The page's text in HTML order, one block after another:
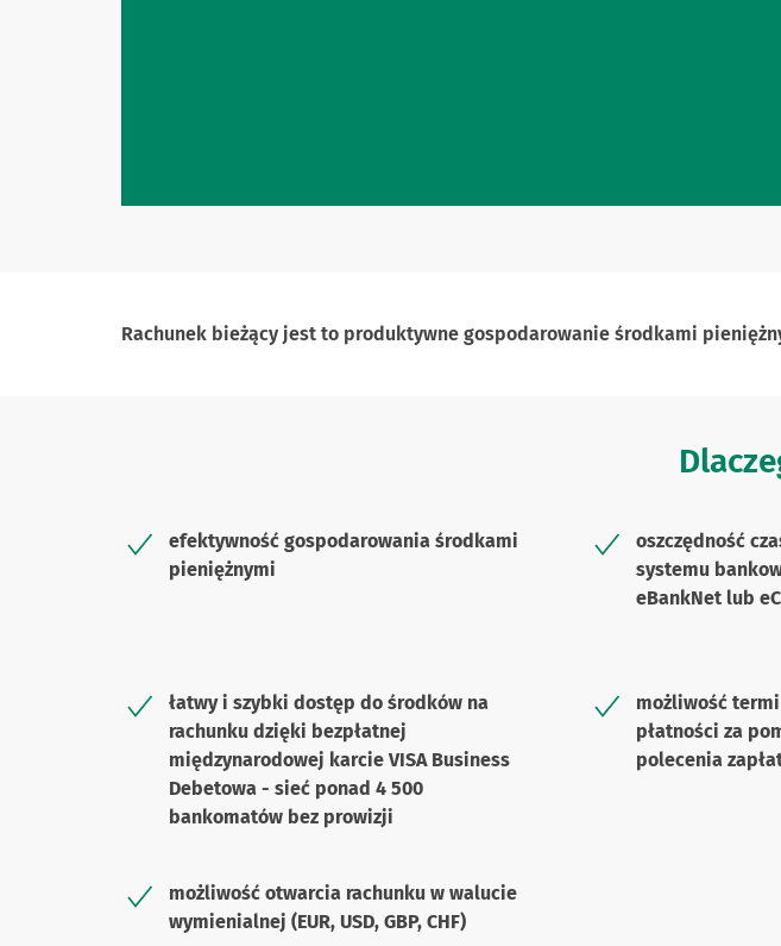
Rachunek bieżący jest to produktywne gospodarowanie środkami
efektywność gospodarowania środkami
pieniężnymi
oszczędność
systemu
eBankNet lub
łatwy i szybki dostęp do środków na
rachunku dzięki bezpłatnej
międzynarodowej karcie VISA Business
Debetowa - sieć ponad 4 500
bankomatów bez prowizji
możliwość
płatności za
polecenia
możliwość otwarcia rachunku w walucie
wymienialnej (EUR, USD, GBP, CHF)